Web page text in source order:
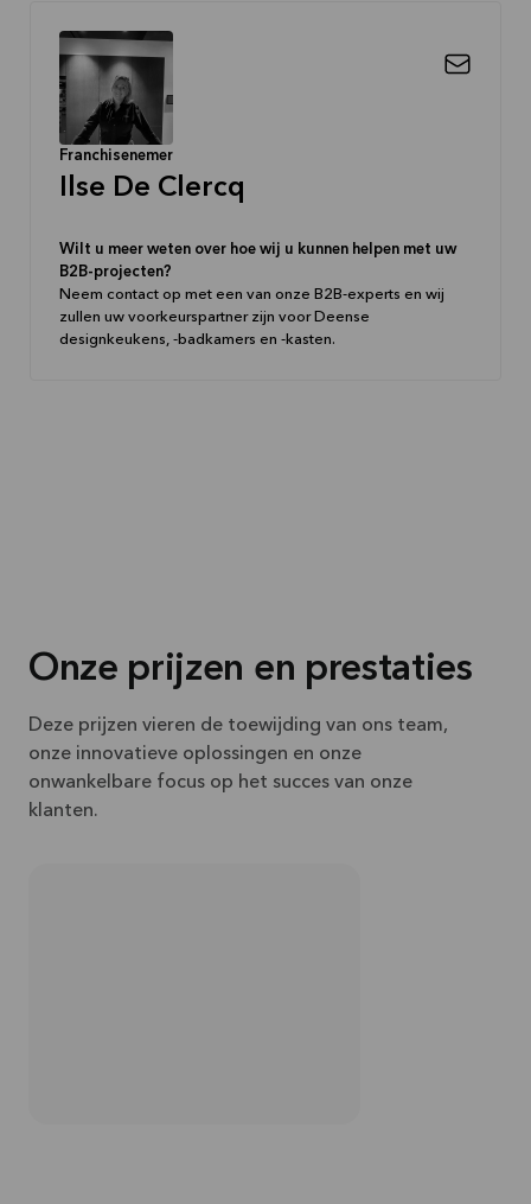
Franchisenemer
Ilse De Clercq
Wilt u meer weten over hoe wij u kunnen helpen met uw
B2B-projecten?
Neem contact op met een van onze B2B-experts en wij
zullen uw voorkeurspartner zijn voor Deense
designkeukens, -badkamers en -kasten.
Onze prijzen en prestaties
Deze prijzen vieren de toewijding van ons team,
onze innovatieve oplossingen en onze
onwankelbare focus op het succes van onze
klanten.